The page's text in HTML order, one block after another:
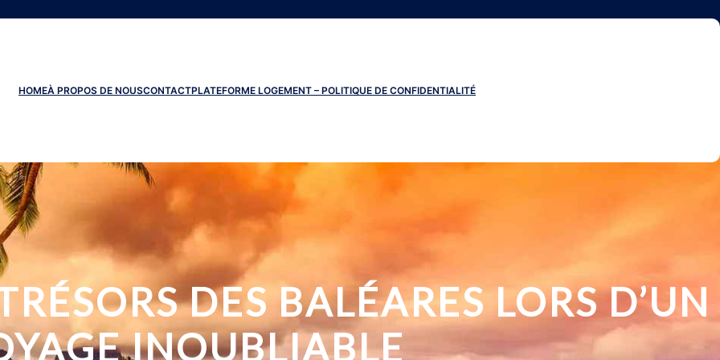
HOMEÀ PROPOS DE NOUSCONTACTPLATEFORME LOGEMENT – POLITIQUE DE CONFIDENTIALITÉ
DES BALÉARES LORS D’UN
INOUBLIABLE